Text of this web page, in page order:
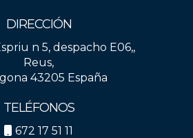
DIRECCIÓN
n 5, despacho E06,,
Reus,
43205 España
TELÉFONOS
672 17 51 11